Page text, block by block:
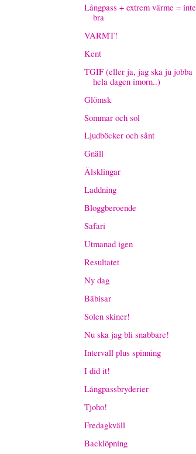
Långpass + extrem värme = inte
bra
VARMT!
Kent
TGIF (eller ja, jag ska ju jobba
hela dagen imorn..)
Glömsk
Sommar och sol
Ljudböcker och sånt
Gnäll
Älsklingar
Laddning
Bloggberoende
Safari
Utmanad igen
Resultatet
Ny dag
Bäbisar
Solen skiner!
Nu ska jag bli snabbare!
Intervall plus spinning
I did it!
Långpassbryderier
Tjoho!
Fredagkväll
Backlöpning